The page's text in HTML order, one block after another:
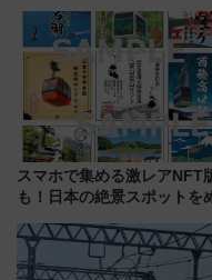
ー！ 注目の編成やデザイン
め
スマホで集める激レアNFT
も！日本の絶景スポットを
ん)」企画がスタート